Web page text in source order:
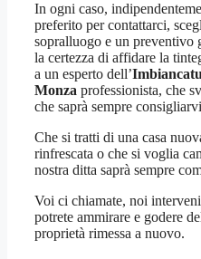
In ogni caso,
preferito per contattarci,
sopralluogo e un preventivo
la certezza di affidare la
a un esperto dell’
Monza professionista, che
che saprà sempre
Che si tratti di una casa
rinfrescata o che si voglia
nostra ditta saprà sempre
Voi ci chiamate, noi
potrete ammirare e godere
proprietà rimessa a nuovo.